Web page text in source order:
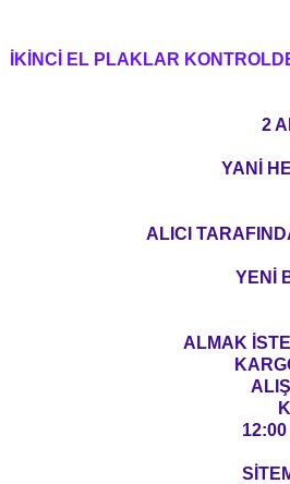
İKİNCİ EL PLAKLAR
2
YANİ
ALICI
YENİ
ALMAK